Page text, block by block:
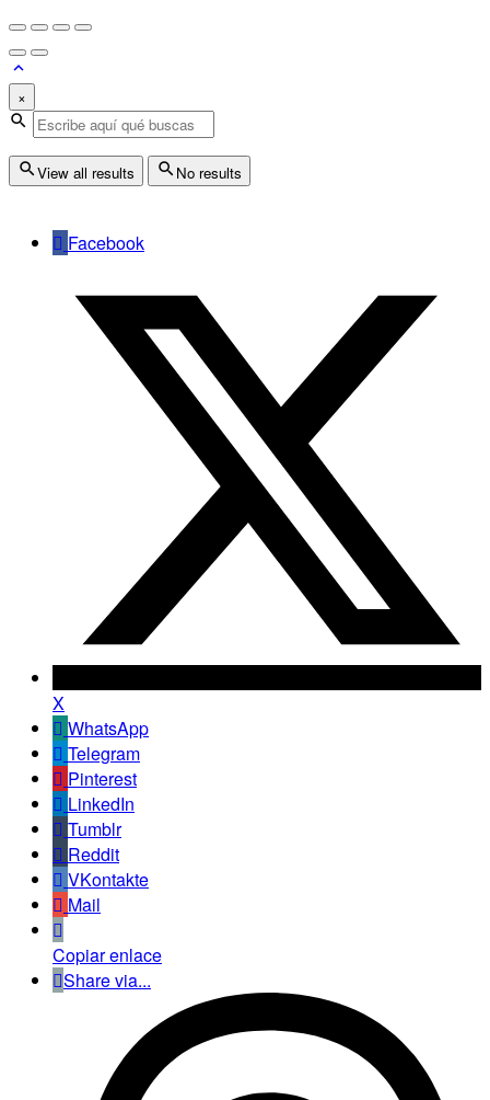
×
View all results No results
Facebook
X
WhatsApp
Telegram
Pinterest
LinkedIn
Tumblr
Reddit
VKontakte
Mail
Copiar enlace
Share via...